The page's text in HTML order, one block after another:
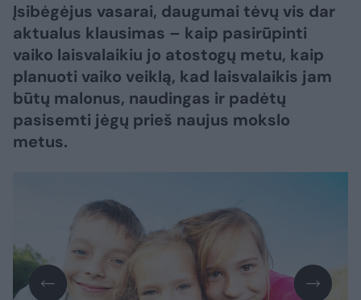
Įsibėgėjus vasarai, daugumai tėvų vis dar
aktualus klausimas – kaip pasirūpinti
vaiko laisvalaikiu jo atostogų metu, kaip
planuoti vaiko veiklą, kad laisvalaikis jam
būtų malonus, naudingas ir padėtų
pasisemti jėgų prieš naujus mokslo
metus.